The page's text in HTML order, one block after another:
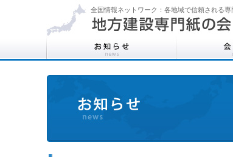
全国情報ネットワーク：各地域で信頼される専